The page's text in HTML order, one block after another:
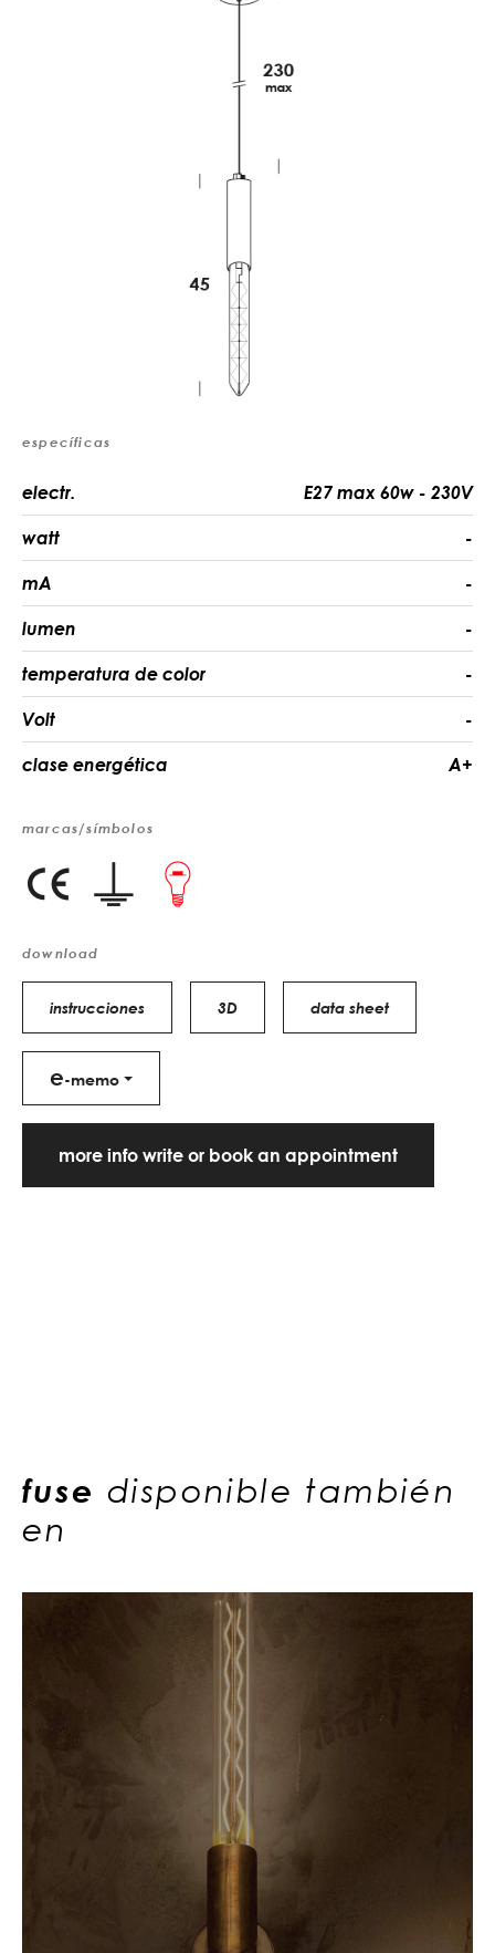
específicas
electr. E27 max 60w - 230V
watt -
mA -
lumen -
temperatura de color -
Volt -
clase energética A+
marcas/símbolos
download
instrucciones 3D data sheet
e-memo
more info write or book an appointment
fuse disponible también
en